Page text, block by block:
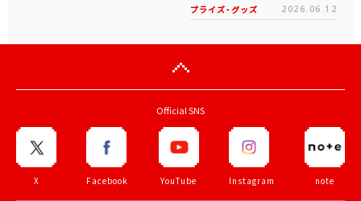
プライズ・グッズ 2026.06.12
Official SNS
X Facebook YouTube Instagram note